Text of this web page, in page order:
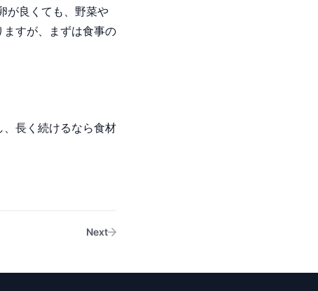
が良くても、野菜や
すが、まずは食事の
長く続けるなら食材
Next